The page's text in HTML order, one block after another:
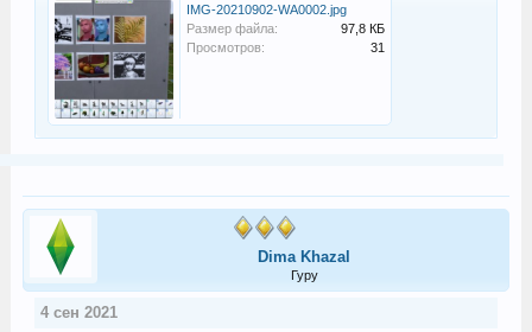
IMG-20210902-WA0002.jpg
Размер файла:
97,8 КБ
Просмотров:
31
Dima Khazal
Гуру
4 сен 2021